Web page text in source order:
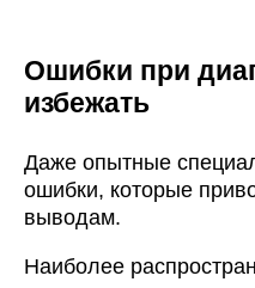
Ошибки при
избежать
Даже опытные
ошибки, которые
выводам.
Наиболее